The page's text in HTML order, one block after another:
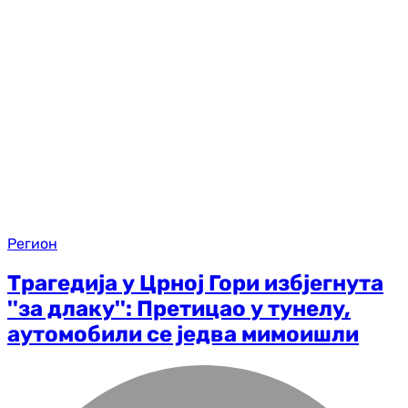
Регион
Трагедија у Црној Гори избјегнута
''за длаку'': Претицао у тунелу,
аутомобили се једва мимоишли